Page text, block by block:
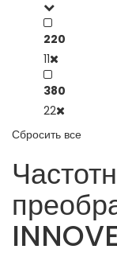
220
11
380
22
Сбросить все